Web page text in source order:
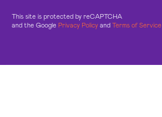
This site is protected by reCAPTCHA
and the Google Privacy Policy and Terms of Service